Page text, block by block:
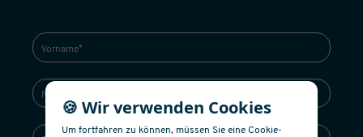
🍪 Wir verwenden Cookies
Um fortfahren zu können, müssen Sie eine Cookie-